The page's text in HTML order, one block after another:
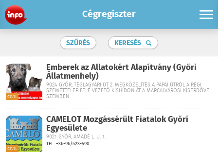
Cégregiszter
SZŰRÉS KERESÉS
CIVIL
Emberek az Állatokért Alapítvány (Győri
Állatmenhely)
9024 GYŐR, TÉGLAGYÁRI ÚT 2. MEGKÖZELÍTÉS A PÁPAI ÚTRÓL A RÉGI
SZEMÉTTELEP FELÉ VEZETŐ KISHÍDON ÁT A MARCALVÁROSI KISERDŐVEL
SZEMBEN.
CIVIL
CAMELOT Mozgássérült Fiatalok Győri
Egyesülete
9021 GYŐR, AMADÉ L. U. 1.
TEL: +36-96/523-590